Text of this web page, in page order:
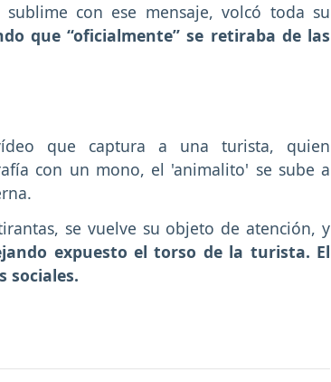
con ese mensaje, volcó toda su
que “oficialmente” se retiraba de las
que captura a una turista, quien
con un mono, el 'animalito' se sube a
se vuelve su objeto de atención, y
expuesto el torso de la turista. El
sociales.